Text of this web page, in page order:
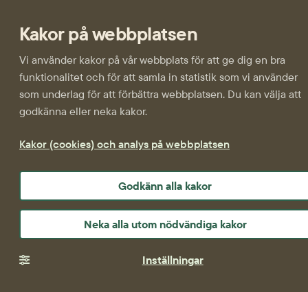
Kakor på webbplatsen
Vi använder kakor på vår webbplats för att ge dig en bra
funktionalitet och för att samla in statistik som vi använder
som underlag för att förbättra webbplatsen. Du kan välja att
godkänna eller neka kakor.
Kakor (cookies) och analys på webbplatsen
Godkänn alla kakor
Neka alla utom nödvändiga kakor
Inställningar